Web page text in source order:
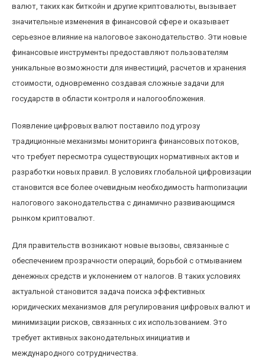
валют, таких как биткойн и другие криптовалюты, вызывает
значительные изменения в финансовой сфере и оказывает
серьезное влияние на налоговое законодательство. Эти новые
финансовые инструменты предоставляют пользователям
уникальные возможности для инвестиций, расчетов и хранения
стоимости, одновременно создавая сложные задачи для
государств в области контроля и налогообложения.
Появление цифровых валют поставило под угрозу
традиционные механизмы мониторинга финансовых потоков,
что требует пересмотра существующих нормативных актов и
разработки новых правил. В условиях глобальной цифровизации
становится все более очевидным необходимость harmonизации
налогового законодательства с динамично развивающимся
рынком криптовалют.
Для правительств возникают новые вызовы, связанные с
обеспечением прозрачности операций, борьбой с отмыванием
денежных средств и уклонением от налогов. В таких условиях
актуальной становится задача поиска эффективных
юридических механизмов для регулирования цифровых валют и
минимизации рисков, связанных с их использованием. Это
требует активных законодательных инициатив и
международного сотрудничества.